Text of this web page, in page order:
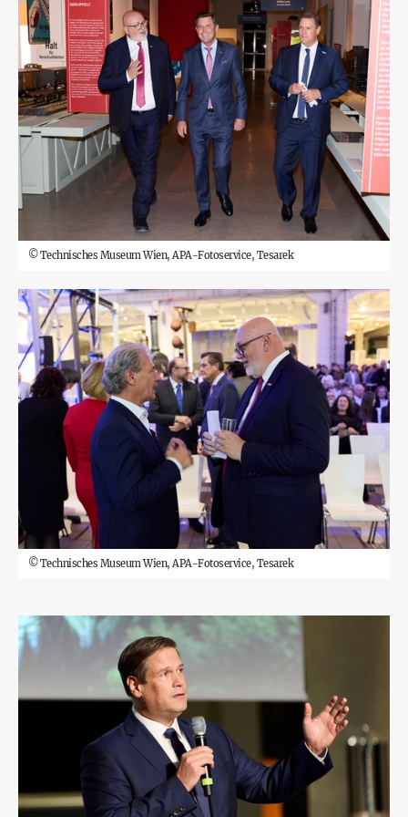
©Technisches Museum Wien, APA-Fotoservice, Tesarek
©Technisches Museum Wien, APA-Fotoservice, Tesarek